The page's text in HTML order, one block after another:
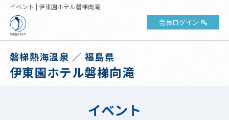
イベント | 伊東園ホテル磐梯向滝
会員ログイン
磐梯熱海温泉 ／ 福島県
伊東園ホテル磐梯向滝
イベント